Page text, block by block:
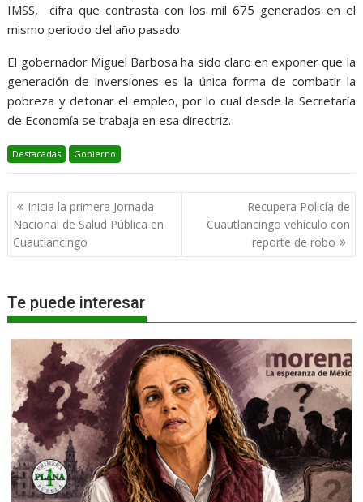
IMSS, cifra que contrasta con los mil 675 generados en el
mismo periodo del año pasado.
El gobernador Miguel Barbosa ha sido claro en exponer que la
generación de inversiones es la única forma de combatir la
pobreza y detonar el empleo, por lo cual desde la Secretaría
de Economía se trabaja en esa directriz.
Destacadas Gobierno
Navegación
de
entradas
Inicia la primera Jornada
Nacional de Salud Pública en
Cuautlancingo
Recupera Policía de
Cuautlancingo vehículo con
reporte de robo
Te puede interesar